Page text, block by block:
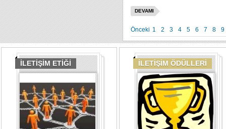
DEVAMI
Önceki 1 2 3 4 5 6 7 8 9
İLETİŞİM ETİĞİ İLETİŞİM ÖDÜLLERİ